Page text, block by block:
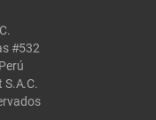
#532